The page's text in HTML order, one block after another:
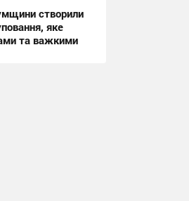
створили
яке
та важкими